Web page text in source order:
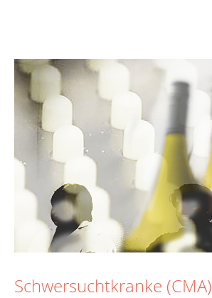
Schwersuchtkranke (CMA)